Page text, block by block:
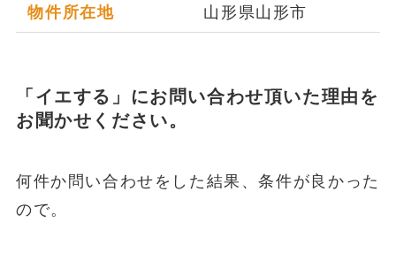
物件所在地 山形県山形市
「イエする」にお問い合わせ頂いた理由を
お聞かせください。
何件か問い合わせをした結果、条件が良かった
ので。